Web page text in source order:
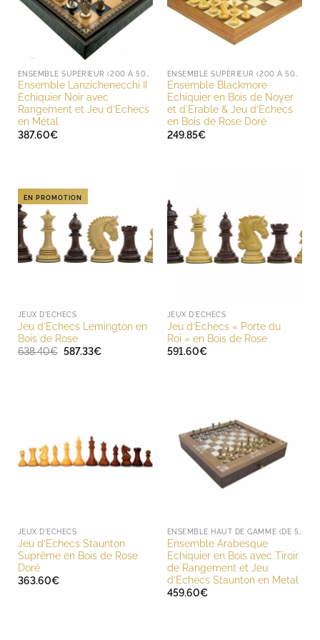
Ensemble Lanzichenecchi II
Echiquier Noir avec
Rangement et Jeu d’Echecs
en Métal
387.60€
Ensemble Blackmore
Echiquier en Bois de Noyer
et d’Erable & Jeu d’Echecs
en Bois de Rose Doré
249.85€
EN PROMOTION
JEUX D'ECHECS
Jeu d’Echecs Lemington en
Bois de Rose
638.40€ Le
587.33€Le
JEUX D'ECHECS
Jeu d’Echecs « Porte du
Roi » en Bois de Rose
591.60€
JEUX D'ECHECS
Jeu d’Echecs Staunton
Suprême en Bois de Rose
Doré
363.60€
Ensemble Arabesque
Echiquier en Bois avec Tiroir
de Rangement et Jeu
d’Echecs Staunton en Metal
459.60€